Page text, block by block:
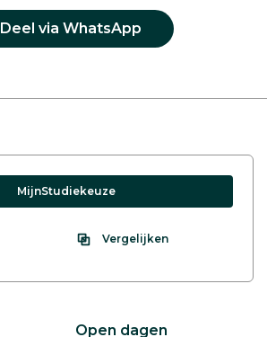
Deel via WhatsApp
MijnStudiekeuze
Vergelijken
Open dagen